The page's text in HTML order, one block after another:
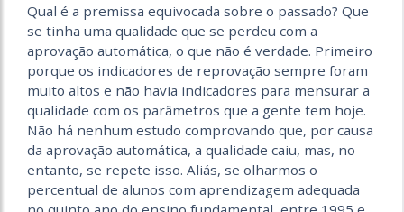
Qual é a premissa equivocada sobre o passado? Que
se tinha uma qualidade que se perdeu com a
aprovação automática, o que não é verdade. Primeiro
porque os indicadores de reprovação sempre foram
muito altos e não havia indicadores para mensurar a
qualidade com os parâmetros que a gente tem hoje.
Não há nenhum estudo comprovando que, por causa
da aprovação automática, a qualidade caiu, mas, no
entanto, se repete isso. Aliás, se olharmos o
percentual de alunos com aprendizagem adequada